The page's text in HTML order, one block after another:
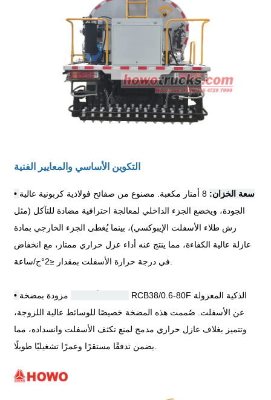
التكوين الأساسي والمعايير الفنية
• سعة الخزان:
8 أمتار مكعبة. مصنوع من صفائح فولاذية كربونية عالية
الجودة، ويخضع الجزء الداخلي لمعالجة احترافية مضادة للتآكل (مثل
رش طلاء الأسفلت الإيبوكسي)، بينما يُغطى الجزء الخارجي بمادة
عازلة عالية الكفاءة، مما ينتج عنه أداء عزل حراري ممتاز، مع انخفاض
في درجة حرارة الأسفلت بمقدار ≤
2
°
• مزودة بمضخة RCB38/0.6-80F الذكية المعزولة
عن الأسفلت. صُممت هذه المضخة خصيصًا للوسائط عالية اللزوجة،
وتتميز بغلاف عازل حراري مدمج لمنع تكثف الأسفلت وانسداده، مما